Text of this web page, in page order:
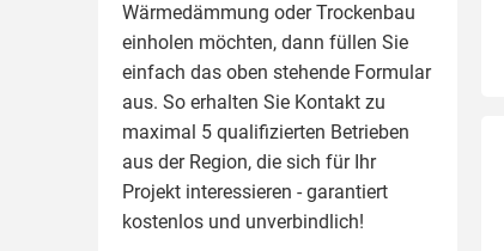
Wärmedämmung oder Trockenbau
einholen möchten, dann füllen Sie
einfach das oben stehende Formular
aus. So erhalten Sie Kontakt zu
maximal 5 qualifizierten Betrieben
aus der Region, die sich für Ihr
Projekt interessieren - garantiert
kostenlos und unverbindlich!